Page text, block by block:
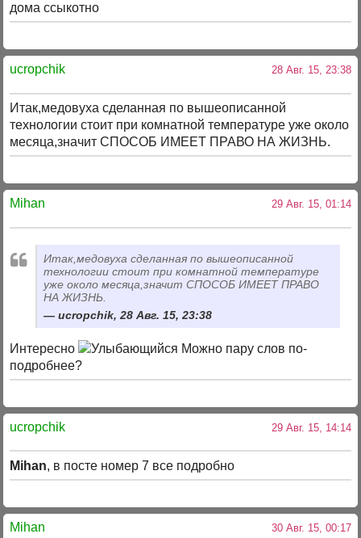
дома ссыкотно
uсropchik 28 Авг. 15, 23:38
Итак,медовуха сделанная по вышеописанной
технологии стоит при комнатной температуре уже около
месяца,значит СПОСОБ ИМЕЕТ ПРАВО НА ЖИЗНЬ.
Mihan 29 Авг. 15, 01:14
Итак,медовуха сделанная по вышеописанной
технологии стоит при комнатной температуре
уже около месяца,значит СПОСОБ ИМЕЕТ ПРАВО
НА ЖИЗНЬ.
uсropchik, 28 Авг. 15, 23:38
Интересно
Можно пару слов по-
подробнее?
uсropchik 29 Авг. 15, 14:14
Mihan, в посте номер 7 все подробно
Mihan 30 Авг. 15, 00:17